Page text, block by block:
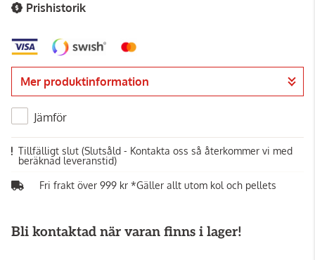
Prishistorik
Mer produktinformation
Jämför
Tillfälligt slut (Slutsåld - Kontakta oss så återkommer vi med
beräknad leveranstid)
Fri frakt över 999 kr *Gäller allt utom kol och pellets
Bli kontaktad när varan finns i lager!